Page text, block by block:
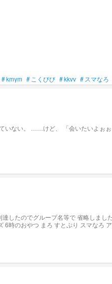
#kmym # こくびび #kkvv # スマなろ
！！！」 ……なん
たのでグループ名等で 省略しま